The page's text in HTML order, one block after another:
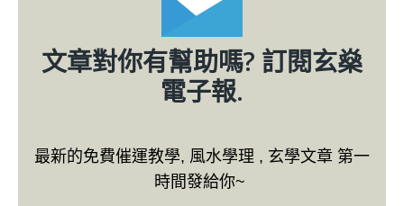
文章對你有幫助嗎? 訂閱玄燊
電子報.
最新的免費催運教學, 風水學理 , 玄學文章 第一
時間發給你~